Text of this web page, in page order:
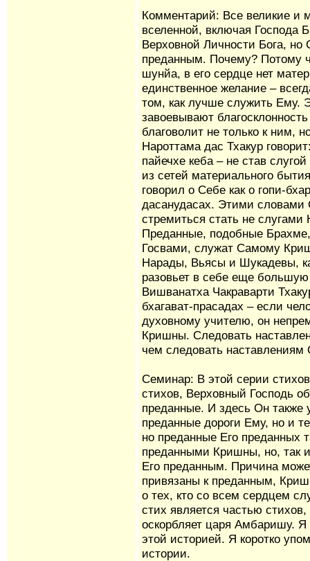
Комментарий: Все великие и
вселенной, включая Господа
Верховной Личности Бога,
преданным. Почему? Потому
шунйа, в его сердце нет
единственное желание –
том, как лучше служить Ему.
завоевывают
благоволит не только к ним,
Нароттама дас Тхакур
пайечхе кеба – не став
из сетей материального
говорил о Себе как о гопи-
дасанудасах. Этими
стремиться стать не
Преданные, подобные
Госвами, служат Самому
Нарады, Вьясы и Шукадевы,
разовьет в себе еще
Вишванатха Чакраварти
бхагават-прасадах – если
духовному учителю, он
Кришны. Следовать
чем следовать наставлениям
Семинар: В этой серии
стихов, Верховный Господь
преданные. И здесь Он также
преданные дороги Ему, но и
но преданные Его преданных
преданными Кришны, но, так
Его преданным. Причина
привязаны к преданным,
о тех, кто со всем сердцем
стих является частью
оскорбляет царя Амбаришу.
этой историей. Я коротко
истории.